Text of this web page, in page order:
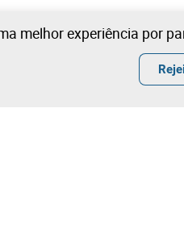
melhor experiência por